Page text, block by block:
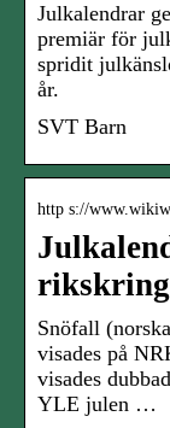
Julkalendrar
premiär för
spridit
år.
SVT Barn
http s://
Snöfall
visades på
visades
YLE julen …